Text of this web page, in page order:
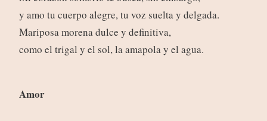
y amo tu cuerpo alegre, tu voz suelta y delgada.
Mariposa morena dulce y definitiva,
como el trigal y el sol, la amapola y el agua.
Amor